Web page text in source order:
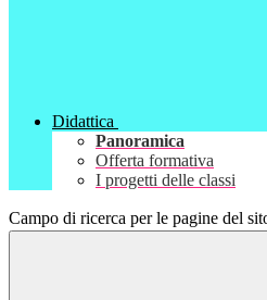
Didattica
Panoramica
Offerta formativa
I progetti delle classi
Campo di ricerca per le pagine del